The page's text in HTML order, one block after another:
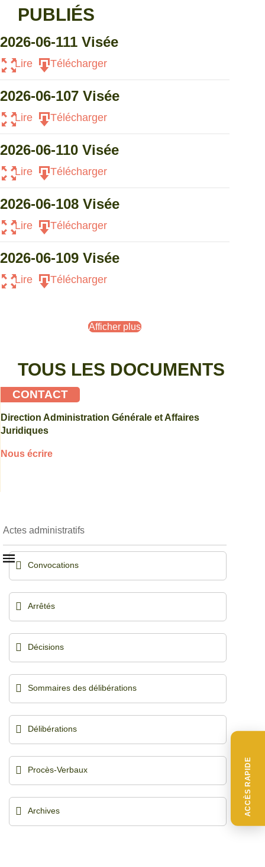
ACCÈS RAPIDE
PUBLIÉS
2026-06-111 Visée
Lire Télécharger
2026-06-107 Visée
Lire Télécharger
2026-06-110 Visée
Lire Télécharger
2026-06-108 Visée
Lire Télécharger
2026-06-109 Visée
Lire Télécharger
Afficher plus
TOUS LES DOCUMENTS
CONTACT
Direction Administration Générale et Affaires
Juridiques
Nous écrire
Actes administratifs
Convocations
Arrêtés
Décisions
Sommaires des délibérations
Délibérations
Procès-Verbaux
Archives